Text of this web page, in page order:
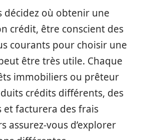
décidez où obtenir une
crédit, être conscient des
courants pour choisir une
être très utile. Chaque
immobiliers ou prêteur
crédits différents, des
facturera des frais
assurez-vous d’explorer